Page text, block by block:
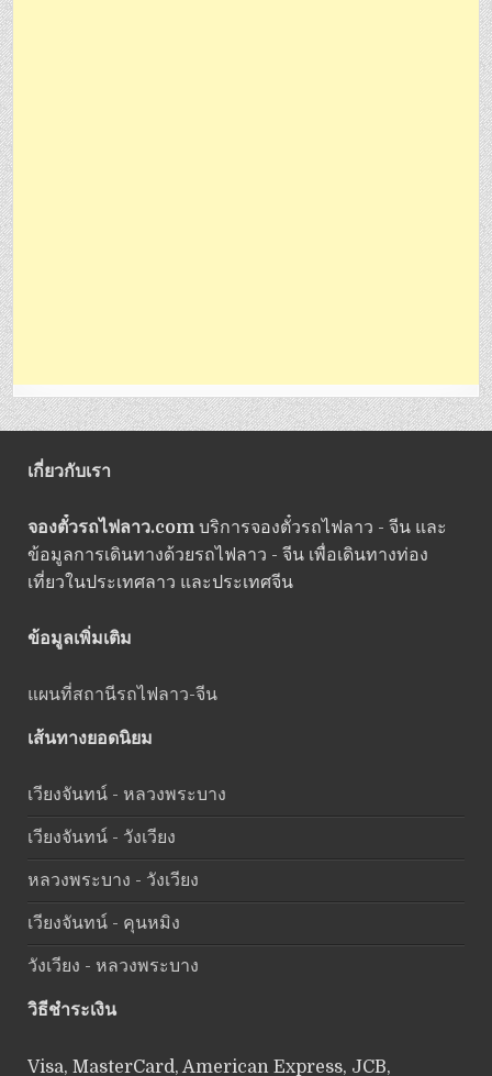
เกี่ยวกับเรา
จองตั๋วรถไฟลาว.com บริการจองตั๋วรถไฟลาว - จีน และ
ข้อมูลการเดินทางด้วยรถไฟลาว - จีน เพื่อเดินทางท่อง
เที่ยวในประเทศลาว และประเทศจีน
ข้อมูลเพิ่มเติม
แผนที่สถานีรถไฟลาว-จีน
เส้นทางยอดนิยม
เวียงจันทน์ - หลวงพระบาง
เวียงจันทน์ - วังเวียง
หลวงพระบาง - วังเวียง
เวียงจันทน์ - คุนหมิง
วังเวียง - หลวงพระบาง
วิธีชำระเงิน
Visa, MasterCard, American Express, JCB,